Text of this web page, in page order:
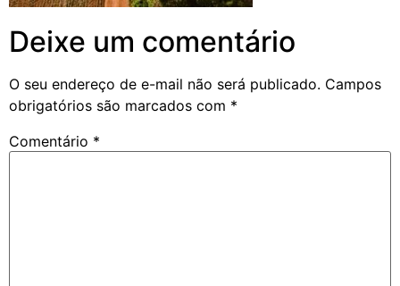
Deixe um comentário
O seu endereço de e-mail não será publicado. Campos
obrigatórios são marcados com *
Comentário *